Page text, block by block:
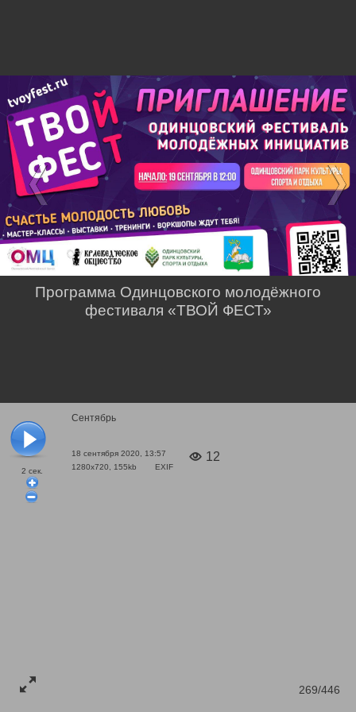
2 сек.
Сентябрь
18 сентября 2020, 13:57
1280x720, 155kb
EXIF
12
269/446
Программа Одинцовского молодёжного
фестиваля «ТВОЙ ФЕСТ»